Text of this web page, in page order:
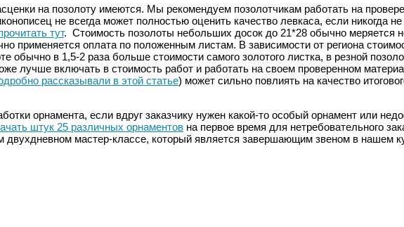
на позолоту имеются. Мы рекомендуем позолотчикам работать на
не всегда может полностью оценить качество левкаса, если никогда
тут. Стоимость позолоты небольших досок до 21*28 обычно меряется
применяется оплата по положенным листам. В зависимости от региона
обычно в 1,5-2 раза больше стоимости самого золотого листка, в резной
лучше включать в стоимость работ и работать на своем проверенном
рассказывали в этой статье) может сильно повлиять на качество
орнамента, если вдруг заказчику нужен какой-то особый орнамент или
штук 25 различных орнаментов на первое время для нетребовательного
мастер-классе, который является завершающим звеном в нашем